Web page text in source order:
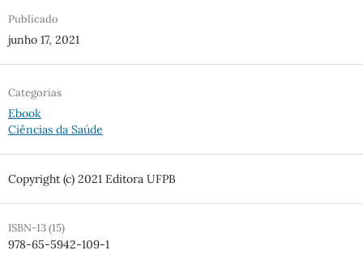
Publicado
junho 17, 2021
Categorias
Ebook
Ciências da Saúde
Copyright (c) 2021 Editora UFPB
ISBN-13 (15)
978-65-5942-109-1